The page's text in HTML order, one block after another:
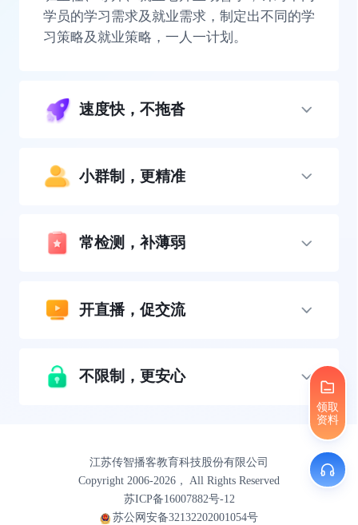
领取
资料
学员的学习需求及就业需求，制定出不同的学
习策略及就业策略，一人一计划。
速度快，不拖沓
小群制，更精准
常检测，补薄弱
开直播，促交流
不限制，更安心
江苏传智播客教育科技股份有限公司
Copyright 2006-2026， All Rights Reserved
苏ICP备16007882号-12
苏公网安备32132202001054号